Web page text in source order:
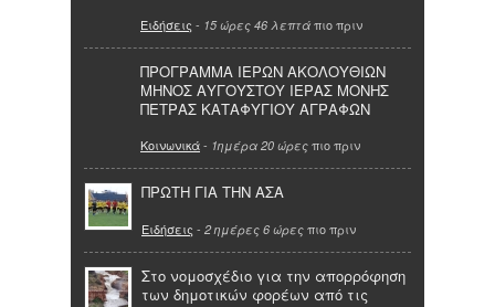
Ειδήσεις - 15 ώρες 46 λεπτά πιο πριν
ΠΡΟΓΡΑΜΜΑ ΙΕΡΩΝ ΑΚΟΛΟΥΘΙΩΝ
ΜΗΝΟΣ ΑΥΓΟΥΣΤΟΥ ΙΕΡΑΣ ΜΟΝΗΣ
ΠΕΤΡΑΣ ΚΑΤΑΦΥΓΙΟΥ ΑΓΡΑΦΩΝ
Κοινωνικά- 1ημέρα 20 ώρες πιο πριν
ΠΡΩΤΗ ΓΙΑ ΤΗΝ ΑΣΑ
Ειδήσεις - 2 ημέρες 6 ώρες πιο πριν
Στο νομοσχέδιο για την απορρόφηση
των δημοτικών φορέων από τις